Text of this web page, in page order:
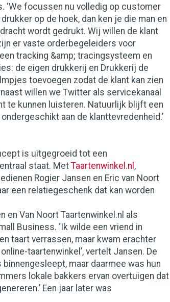
‘We focussen nu volledig op customer
op de hoek, dan ken je die man en
wordt gedrukt. Wij willen de klant
er vaste orderbegeleiders voor
tracking &amp; tracingsysteem en
de eigen drukkerij en Drukkerij de
toevoegen zodat de klant kan zien
willen we Twitter als servicekanaal
te kunnen luisteren. Natuurlijk blijft een
aan de klanttevredenheid.’
is uitgegroeid tot een
staat. MetTaartenwinkel.nl ,
Rogier Jansen en Eric van Noort
een relatiegeschenk dat kan worden
en Van Noort Taartenwinkel.nl als
Business. ‘Ik wilde een vriend in
taart verrassen, maar kwam erachter
taartenwinkel’, vertelt Jansen. De
maar daarmee was hun
lokale bakkers ervan overtuigen dat
Een jaar later was